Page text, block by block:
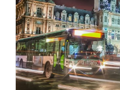
Paris…